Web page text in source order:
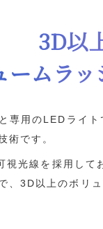
3D以
ームラッ
専用のLEDライ
術です。
光線を採用して
、3D以上のボリ